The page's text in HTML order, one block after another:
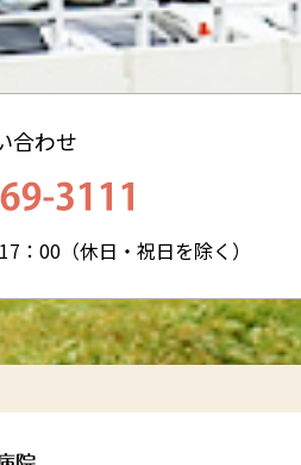
合わせ
：00 （休日・祝日を除く）